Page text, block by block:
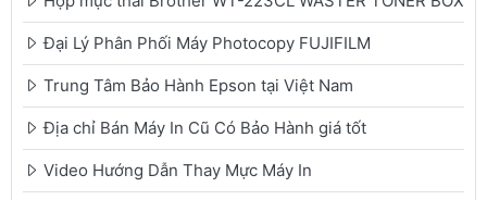
Đại Lý Phân Phối Máy Photocopy FUJIFILM
Trung Tâm Bảo Hành Epson tại Việt Nam
Địa chỉ Bán Máy In Cũ Có Bảo Hành giá tốt
Video Hướng Dẫn Thay Mực Máy In